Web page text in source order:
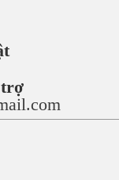
trợ